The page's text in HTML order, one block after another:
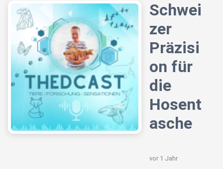
Schwei
zer
Präzisi
on für
die
Hosent
asche
vor 1 Jahr